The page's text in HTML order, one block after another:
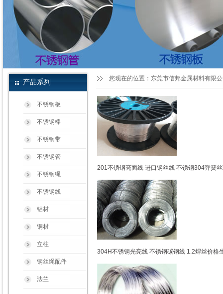
201不锈钢亮面线 进口钢丝线 不锈钢304弹簧
304H不锈钢光亮线 不锈钢碳钢线 1.2焊丝价格
您现在的位置： 东莞市信邦金属材料有限
产品系列
不锈钢板
不锈钢棒
不锈钢带
不锈钢管
不锈钢绳
不锈钢线
铝材
铜材
立柱
钢丝绳配件
法兰